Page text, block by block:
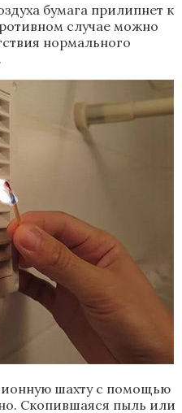
бумага прилипнет к
случае можно
нормального
шахту с помощью
Скопившаяся пыль или